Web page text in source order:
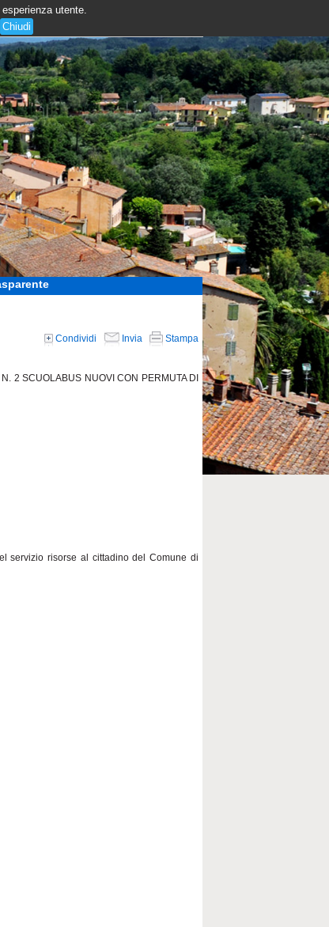
utente.
Chiudi
Condividi Invia
Stampa
2 SCUOLABUS NUOVI CON PERMUTA DI
servizio risorse al cittadino del Comune di